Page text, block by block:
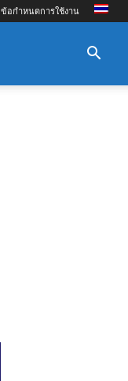
ข้อกำหนดการใช้งาน